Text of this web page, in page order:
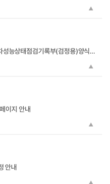
자동차진단평가서(검정용)양식, 자동차성능상태점검기록부(검정용)양식, OMR답안지 양식 및 답안 작성 예시
이지 안내
안내